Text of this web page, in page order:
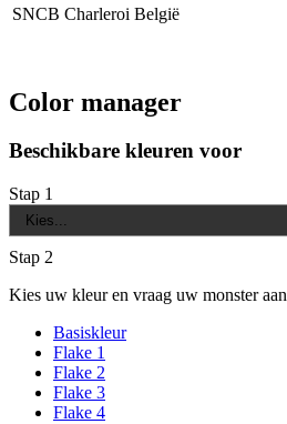
SNCB Charleroi België
Color manager
Beschikbare kleuren voor
Stap 1
Stap 2
Kies uw kleur en vraag uw monster aan
Basiskleur
Flake 1
Flake 2
Flake 3
Flake 4